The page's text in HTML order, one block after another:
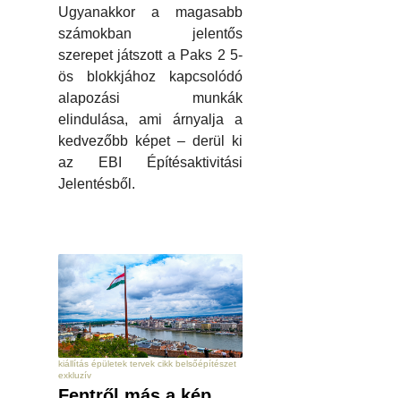
Ugyanakkor a magasabb
számokban jelentős
szerepet játszott a Paks 2 5-
ös blokkjához kapcsolódó
alapozási munkák
elindulása, ami árnyalja a
kedvezőbb képet – derül ki
az EBI Építésaktivitási
Jelentésből.
kiállítás épületek tervek cikk belsőépítészet
exkluzív